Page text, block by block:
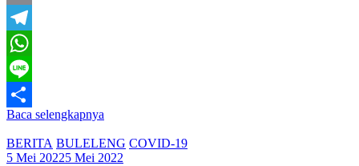
Email
Telegram
WhatsApp
Line
Share
Baca selengkapnya
BERITA BULELENG COVID-19
5 Mei 20225 Mei 2022